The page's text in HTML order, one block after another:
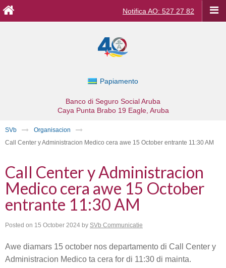
Notifica AO: 527 27 82
Papiamento
Banco di Seguro Social Aruba
Caya Punta Brabo 19 Eagle, Aruba
SVb
Organisacion
Call Center y Administracion Medico cera awe 15 October entrante 11:30 AM
Call Center y Administracion
Medico cera awe 15 October
entrante 11:30 AM
Posted on 15 October 2024 by SVb Communicatie
Awe diamars 15 october nos departamento di Call Center y
Administracion Medico ta cera for di 11:30 di mainta.